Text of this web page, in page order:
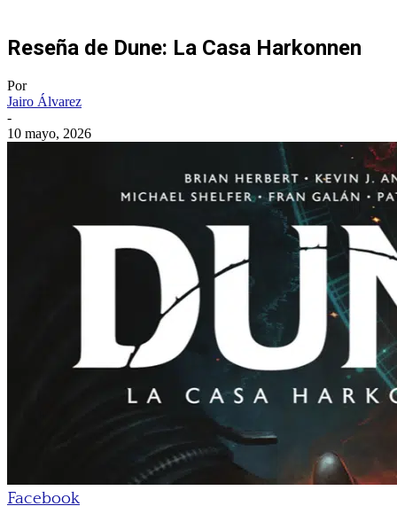
Reseña de Dune: La Casa Harkonnen
Por
Jairo Álvarez
-
10 mayo, 2026
Facebook